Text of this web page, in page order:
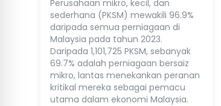
Perusahaan mikro, kecil, dan
sederhana (PKSM) mewakili 96.9%
daripada semua perniagaan di
Malaysia pada tahun 2023.
Daripada 1,101,725 PKSM, sebanyak
69.7% adalah perniagaan bersaiz
mikro, lantas menekankan peranan
kritikal mereka sebagai pemacu
utama dalam ekonomi Malaysia.